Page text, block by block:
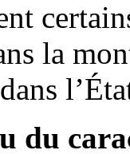
la
du